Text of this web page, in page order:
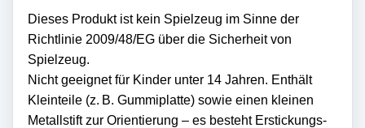
Dieses Produkt ist kein Spielzeug im Sinne der
Richtlinie 2009/48/EG über die Sicherheit von
Spielzeug.
Nicht geeignet für Kinder unter 14 Jahren. Enthält
Kleinteile (z. B. Gummiplatte) sowie einen kleinen
Metallstift zur Orientierung – es besteht Erstickungs-